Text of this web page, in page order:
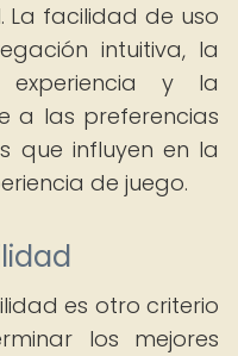
La facilidad de uso
intuitiva, la
experiencia y la
a las preferencias
que influyen en la
de juego.
es otro criterio
los mejores